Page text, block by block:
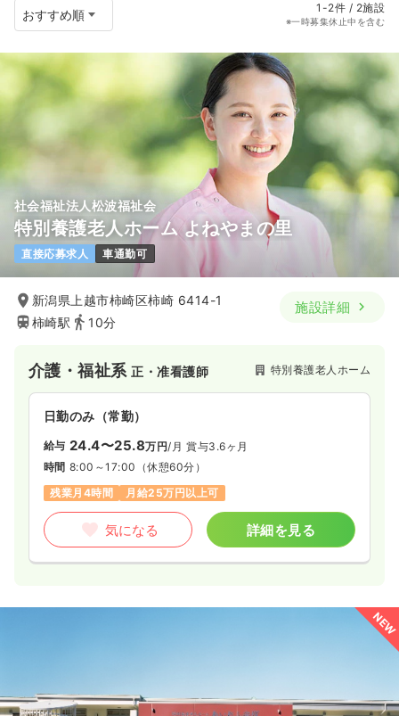
1-2件 / 2施設
※一時募集休止中を含む
社会福祉法人松波福祉会
特別養護老人ホーム よねやまの里
直接応募求人 車通勤可
新潟県上越市柿崎区柿崎 6414-1
柿崎駅
10分
施設詳細
介護・福祉系正・准看護師 特別養護老人ホーム
日勤のみ（常勤）
給与 24.4〜25.8万円/月 賞与3.6ヶ月
時間 8:00～17:00 （休憩60分）
残業月4時間
月給25万円以上可
気になる 詳細を見る
NEW